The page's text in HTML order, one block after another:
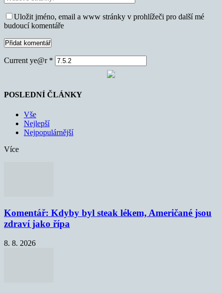
Uložit jméno, email a www stránky v prohlížeči pro další mé
budoucí komentáře
Current ye@r *
POSLEDNÍ ČLÁNKY
Vše
Nejlepší
Nejpopulárnější
Více
Komentář: Kdyby byl steak lékem, Američané jsou
zdraví jako řípa
8. 8. 2026